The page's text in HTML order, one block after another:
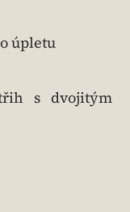
úpletu
s dvojitým